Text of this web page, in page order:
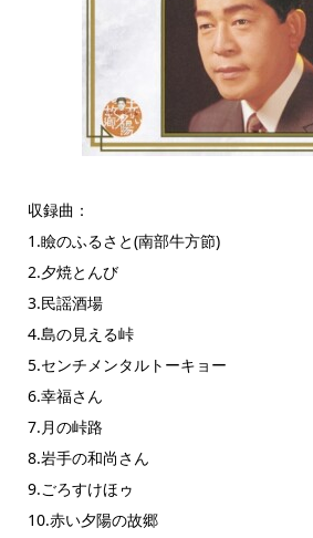
収録曲：
1.瞼のふるさと(南部牛方節)
2.夕焼とんび
3.民謡酒場
4.島の見える峠
5.センチメンタルトーキョー
6.幸福さん
7.月の峠路
8.岩手の和尚さん
9.ごろすけほゥ
10.赤い夕陽の故郷